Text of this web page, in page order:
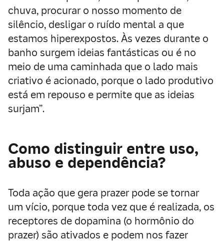
chuva, procurar o nosso momento de
silêncio, desligar o ruído mental a que
estamos hiperexpostos. Às vezes durante o
banho surgem ideias fantásticas ou é no
meio de uma caminhada que o lado mais
criativo é acionado, porque o lado produtivo
está em repouso e permite que as ideias
surjam”.
Como distinguir entre uso,
abuso e dependência?
Toda ação que gera prazer pode se tornar
um vício, porque toda vez que é realizada, os
receptores de dopamina (o hormônio do
prazer) são ativados e podem nos fazer